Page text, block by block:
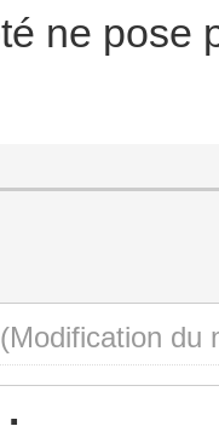
ne pose
(Modification du